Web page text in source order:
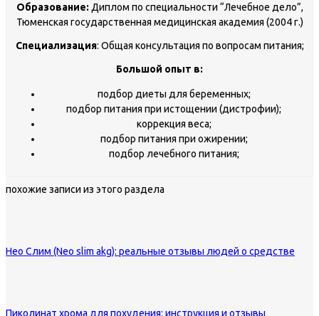
Образование: Диплом по специальности “Лечебное дело”,
Тюменская государственная медицинская академия (2004 г.)
Специализация: Общая консультация по вопросам питания;
Большой опыт в:
подбор диеты для беременных;
подбор питания при истощении (дистрофии);
коррекция веса;
подбор питания при ожирении;
подбор лечебного питания;
похожие записи из этого раздела
Нео Слим (Neo slim akg): реальные отзывы людей о средстве
Пиколинат хрома для похудения: инструкция и отзывы